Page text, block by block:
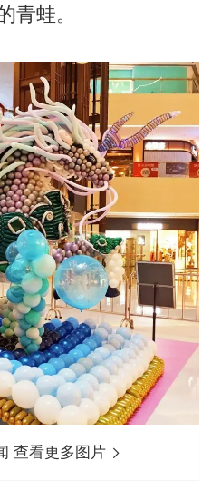
青蛙。
查看更多图片